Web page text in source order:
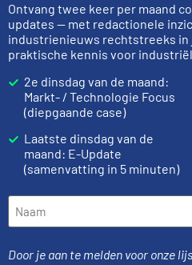
B.V.
in
zakken, dozen, emmers en
Verpakkingsmachines vormen
B.V.
Ontvang twee keer per maand
updates — met redactionele
industrienieuws rechtstreeks in
praktische kennis voor
2e dinsdag van de maand:
Markt- / Technologie Focus
(diepgaande case)
Laatste dinsdag van de
maand: E-Update
(samenvatting in 5 minuten)
Door je aan te melden voor onze